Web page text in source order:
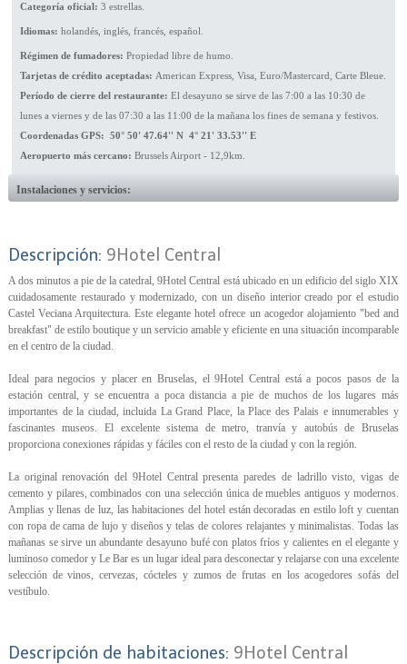
Categoría oficial: 3 estrellas.
Idiomas: holandés, inglés, francés, español.
Régimen de fumadores: Propiedad libre de humo.
Tarjetas de crédito aceptadas: American Express, Visa, Euro/Mastercard, Carte Bleue.
Período de cierre del restaurante: El desayuno se sirve de las 7:00 a las 10:30 de
lunes a viernes y de las 07:30 a las 11:00 de la mañana los fines de semana y festivos.
Coordenadas GPS: 50° 50' 47.64'' N 4° 21' 33.53'' E
Aeropuerto más cercano: Brussels Airport - 12,9km.
Instalaciones y servicios:
Descripción: 9Hotel Central
A dos minutos a pie de la catedral, 9Hotel Central está ubicado en un edificio del siglo XIX
cuidadosamente restaurado y modernizado, con un diseño interior creado por el estudio
Castel Veciana Arquitectura. Este elegante hotel ofrece un acogedor alojamiento "bed and
breakfast" de estilo boutique y un servicio amable y eficiente en una situación incomparable
en el centro de la ciudad.
Ideal para negocios y placer en Bruselas, el 9Hotel Central está a pocos pasos de la
estación central, y se encuentra a poca distancia a pie de muchos de los lugares más
importantes de la ciudad, incluida La Grand Place, la Place des Palais e innumerables y
fascinantes museos. El excelente sistema de metro, tranvía y autobús de Bruselas
proporciona conexiones rápidas y fáciles con el resto de la ciudad y con la región.
La original renovación del 9Hotel Central presenta paredes de ladrillo visto, vigas de
cemento y pilares, combinados con una selección única de muebles antiguos y modernos.
Amplias y llenas de luz, las habitaciones del hotel están decoradas en estilo loft y cuentan
con ropa de cama de lujo y diseños y telas de colores relajantes y minimalistas. Todas las
mañanas se sirve un abundante desayuno bufé con platos fríos y calientes en el elegante y
luminoso comedor y Le Bar es un lugar ideal para desconectar y relajarse con una excelente
selección de vinos, cervezas, cócteles y zumos de frutas en los acogedores sofás del
vestíbulo.
Descripción de habitaciones: 9Hotel Central